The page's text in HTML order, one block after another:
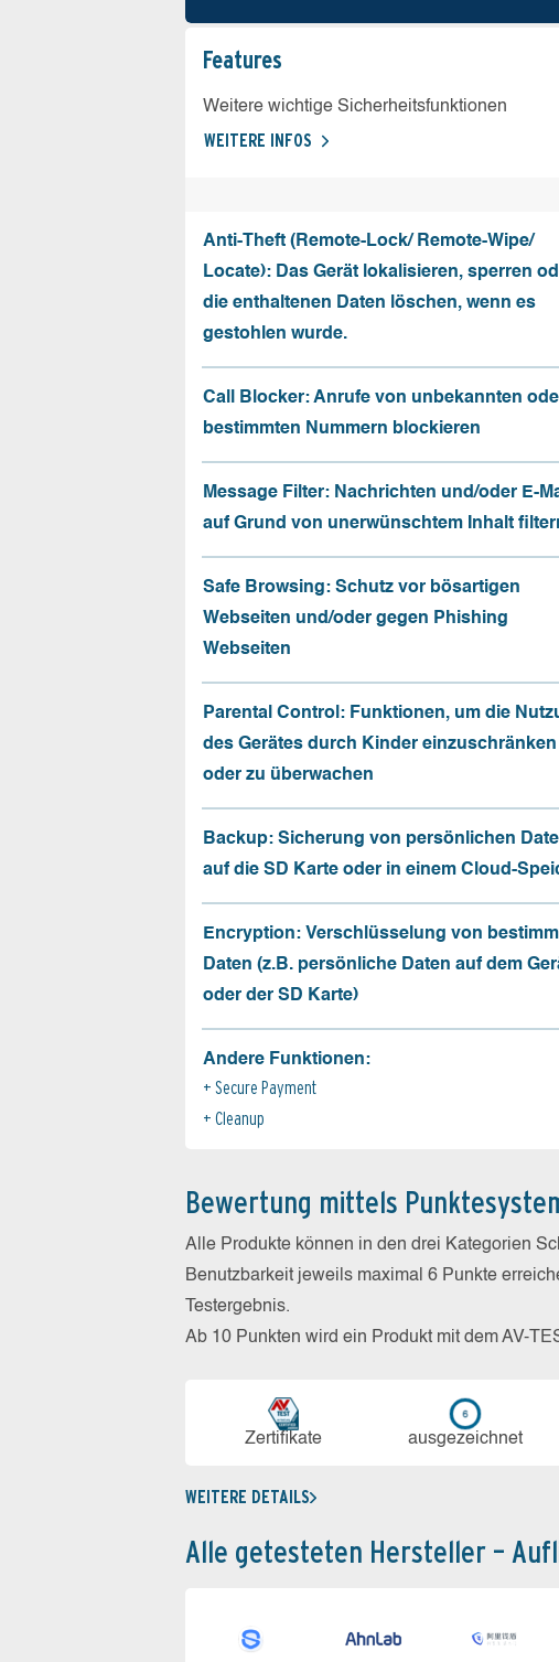
Features
Weitere wichtige Sicherheitsfunktionen
WEITERE INFOS
Anti-Theft (Remote-Lock/ Remote-Wipe/
Locate): Das Gerät lokalisieren, sperren
die enthaltenen Daten löschen, wenn es
gestohlen wurde.
Call Blocker: Anrufe von unbekannten
bestimmten Nummern blockieren
Message Filter: Nachrichten und/oder E-
auf Grund von unerwünschtem Inhalt
Safe Browsing: Schutz vor bösartigen
Webseiten und/oder gegen Phishing
Webseiten
Parental Control: Funktionen, um die
des Gerätes durch Kinder einzuschränken
oder zu überwachen
Backup: Sicherung von persönlichen
auf die SD Karte oder in einem Cloud-
Encryption: Verschlüsselung von
Daten (z.B. persönliche Daten auf dem
oder der SD Karte)
Andere Funktionen:
Secure Payment
Cleanup
Bewertung mittels
Alle Produkte können in den drei Kategorien
Benutzbarkeit jeweils maximal 6 Punkte
Testergebnis.
Ab 10 Punkten wird ein Produkt mit dem AV-
Zerti­fikate aus­ge­zeich­net
WEITERE DETAILS
Alle getesteten Hersteller –